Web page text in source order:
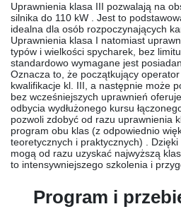
Uprawnienia klasa III pozwalają na
silnika do 110 kW . Jest to
idealna dla osób rozpoczynających
Uprawnienia klasa I natomiast
typów i wielkości spycharek, bez
standardowo wymagane jest
Oznacza to, że początkujący
kwalifikacje kl. III, a następnie może
bez wcześniejszych uprawnień
odbycia wydłużonego kursu
pozwoli zdobyć od razu uprawnienia
program obu klas (z odpowiednio
teoretycznych i praktycznych) .
mogą od razu uzyskać najwyższą
to intensywniejszego szkolenia i
Program i